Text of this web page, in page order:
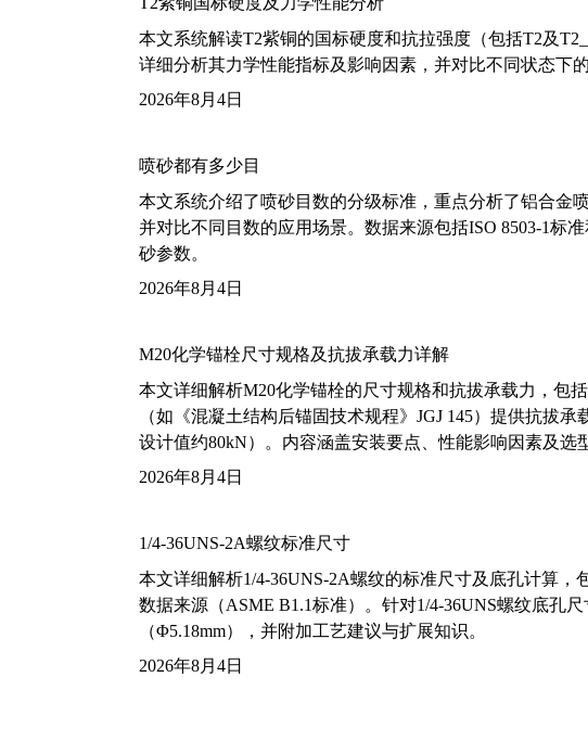
本文系统解读T2紫铜的国标硬度和抗拉强度（包括T2及
详细分析其力学性能指标及影响因素，并对比不同状态下
2026年8月4日
喷砂都有多少目
本文系统介绍了喷砂目数的分级标准，重点分析了铝合金
并对比不同目数的应用场景。数据来源包括ISO 8503-1标
砂参数。
2026年8月4日
M20化学锚栓尺寸规格及抗拔承载力详解
本文详细解析M20化学锚栓的尺寸规格和抗拔承载力，包
（如《混凝土结构后锚固技术规程》JGJ 145）提供抗拔
设计值约80kN）。内容涵盖安装要点、性能影响因素及选
2026年8月4日
1/4-36UNS-2A螺纹标准尺寸
本文详细解析1/4-36UNS-2A螺纹的标准尺寸及底孔计算
数据来源（ASME B1.1标准）。针对1/4-36UNS螺纹底孔
（Φ5.18mm），并附加工艺建议与扩展知识。
2026年8月4日